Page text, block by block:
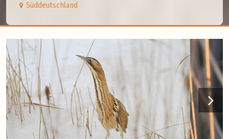
Süddeutschland